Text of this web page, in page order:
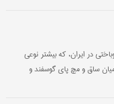
در ایران، که بیشتر نوعی
ساق و مچ پای گوسفند و